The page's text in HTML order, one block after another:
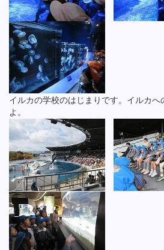
イルカの学校のはじまりです。イルカへ
よ。